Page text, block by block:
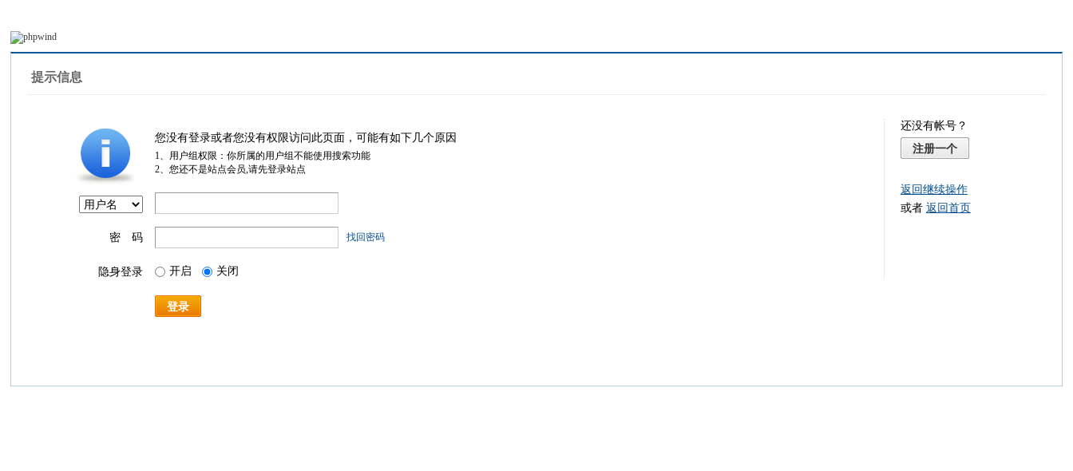
提示信息
您没有登录或者您没有权限访问此页面，可能有如下几个原因
1、用户组权限：你所属的用户组不能使用搜索功能
2、您还不是站点会员,请先登录站点
密 码 找回密码
隐身登录 开启 关闭
登录
还没有帐号？
注册一个
返回继续操作
或者 返回首页